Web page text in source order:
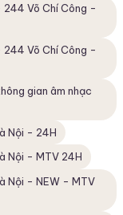
Võ Chí Công -
Võ Chí Công -
gian âm nhạc
Nội - 24H
Nội - MTV 24H
Nội - NEW - MTV